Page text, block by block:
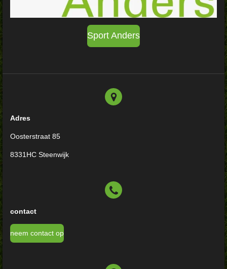
Sport Anders
Adres
Oosterstraat 85
8331HC Steenwijk
contact
neem contact op